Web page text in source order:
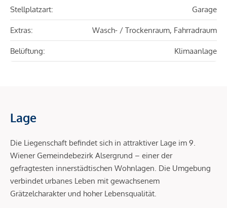
Stellplatzart: Garage
Extras: Wasch- / Trockenraum, Fahrradraum
Belüftung: Klimaanlage
Lage
Die Liegenschaft befindet sich in attraktiver Lage im 9.
Wiener Gemeindebezirk Alsergrund – einer der
gefragtesten innerstädtischen Wohnlagen. Die Umgebung
verbindet urbanes Leben mit gewachsenem
Grätzelcharakter und hoher Lebensqualität.